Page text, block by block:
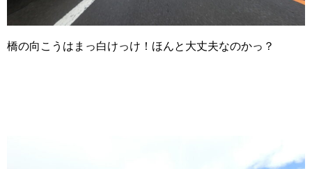
橋の向こうはまっ白けっけ！ほんと大丈夫なのかっ？